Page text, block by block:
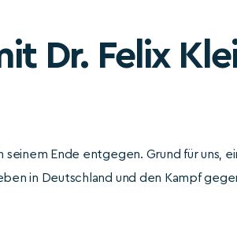
Dr. Felix
seinem Ende entgegen. Grund für uns,
in Deutschland und den Kampf